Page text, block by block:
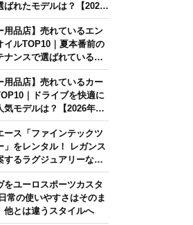
ばれたモデルは？【2026
】
用品店】売れているエン
イルTOP10｜夏本番前の
ナンスで選ばれている人
ルは？【2026年6月版】
用品店】売れているカー
｜ドライブを快適に
気モデルは？【2026年6
ース「ファインテックツ
」をレンタル！ レガンス
するラグジュアリーな移
をユーロスポーツカスタ
常の使いやすさはそのま
他とは違うスタイルへ